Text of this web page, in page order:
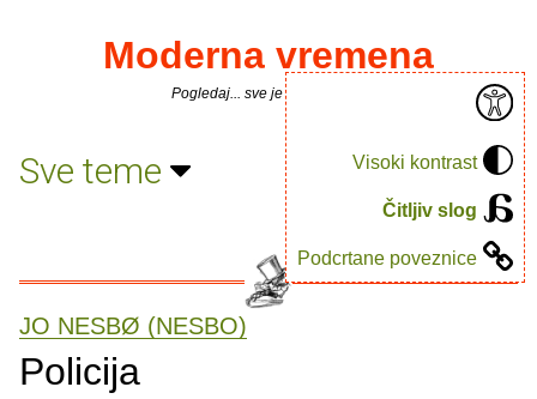
Visoki kontrast
Čitljiv slog
Podcrtane poveznice
Moderna vremena
Pogledaj... sve je puno knjiga.
Sve teme
JO NESBØ (NESBO)
Policija